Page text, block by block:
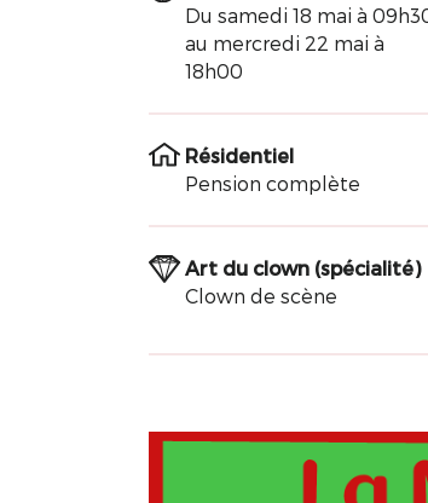
Du samedi 18 mai à
au mercredi 22 mai à
18h00
Résidentiel
Pension complète
Art du clown (spécialité)
Clown de scène